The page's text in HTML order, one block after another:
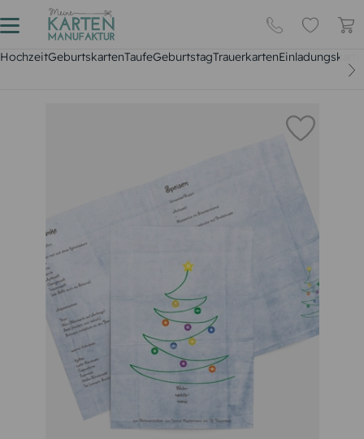
HochzeitGeburtskartenTaufeGeburtstagTrauerkarten